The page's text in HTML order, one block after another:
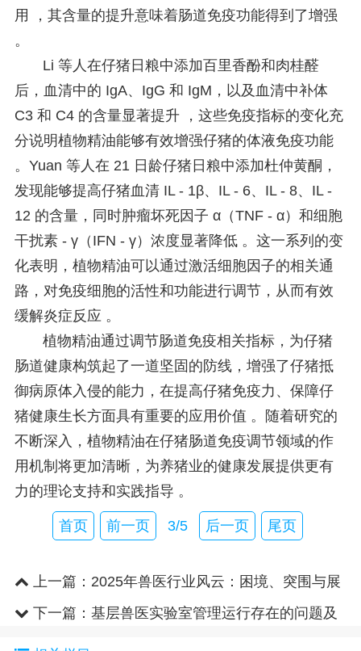
用 ，其含量的提升意味着肠道免疫功能得到了增强
。
Li 等人在仔猪日粮中添加百里香酚和肉桂醛
后，血清中的 IgA、IgG 和 IgM，以及血清中补体
C3 和 C4 的含量显著提升 ，这些免疫指标的变化充
分说明植物精油能够有效增强仔猪的体液免疫功能
。Yuan 等人在 21 日龄仔猪日粮中添加杜仲黄酮，
发现能够提高仔猪血清 IL - 1β、IL - 6、IL - 8、IL -
12 的含量，同时肿瘤坏死因子 α（TNF - α）和细胞
干扰素 - γ（IFN - γ）浓度显著降低 。这一系列的变
化表明，植物精油可以通过激活细胞因子的相关通
路，对免疫细胞的活性和功能进行调节，从而有效
缓解炎症反应 。
植物精油通过调节肠道免疫相关指标，为仔猪
肠道健康构筑起了一道坚固的防线，增强了仔猪抵
御病原体入侵的能力，在提高仔猪免疫力、保障仔
猪健康生长方面具有重要的应用价值 。随着研究的
不断深入，植物精油在仔猪肠道免疫调节领域的作
用机制将更加清晰，为养猪业的健康发展提供更有
力的理论支持和实践指导 。
首页 前一页 3/5 后一页 尾页
上一篇： 2025年兽医行业风云：困境、突围与展
望 下一篇： 基层兽医实验室管理运行存在的问题及